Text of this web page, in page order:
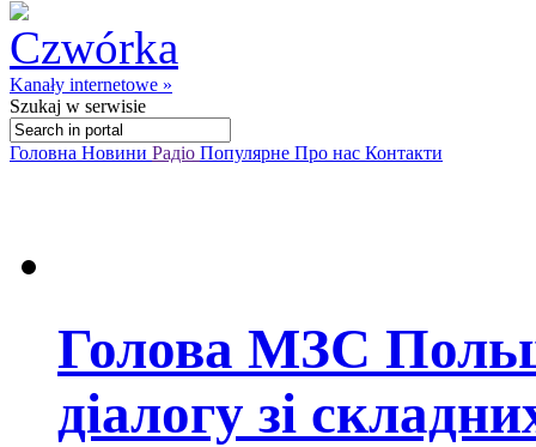
Kanały internetowe »
Szukaj w serwisie
Головна Новини Радіо Популярне Про нас Контакти
Голова МЗС
діалогу зі